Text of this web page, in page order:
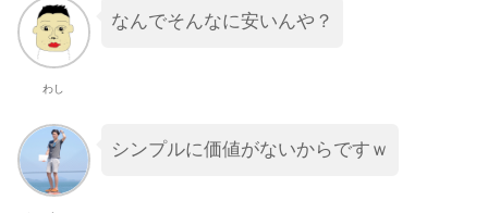
わし
なんでそんなに安いんや？
シンプルに価値がないからですｗ